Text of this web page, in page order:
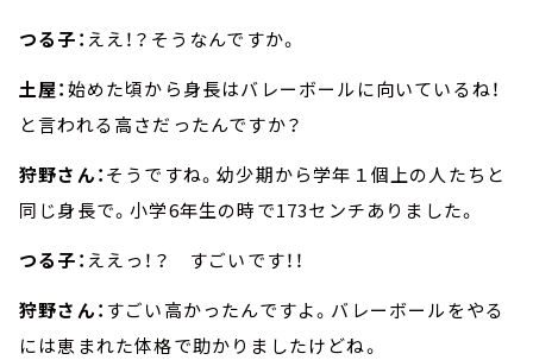
つる子： ええ！？そうなんですか。
土屋：始めた頃から身長はバレーボールに向いているね！
と言われる高さだったんですか？
狩野さん：そうですね。幼少期から学年１個上の人たちと
同じ身長で。小学6年生の時で173センチありました。
つる子： ええっ！？ すごいです！！
狩野さん： すごい高かったんですよ。バレーボールをやる
には恵まれた体格で助かりましたけどね。